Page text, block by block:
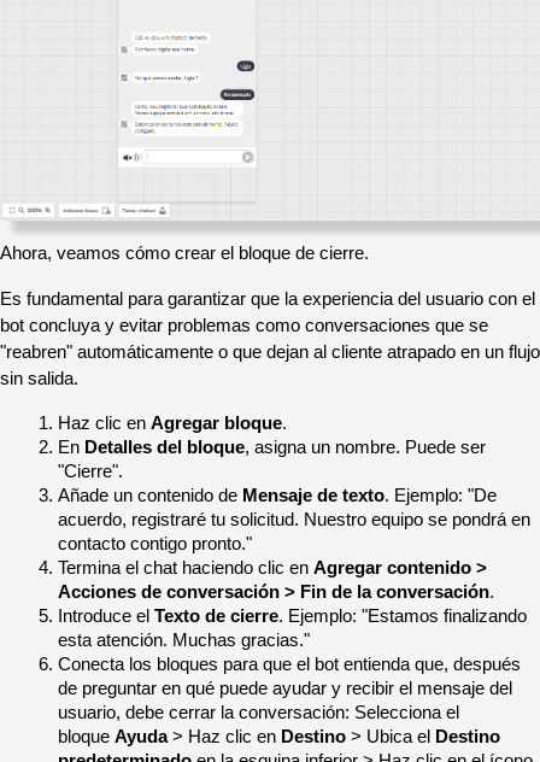
Ahora, veamos cómo crear el bloque de cierre.
Es fundamental para garantizar que la experiencia del usuario con el
bot concluya y evitar problemas como conversaciones que se
"reabren" automáticamente o que dejan al cliente atrapado en un flujo
sin salida.
Haz clic en Agregar bloque.
En Detalles del bloque, asigna un nombre. Puede ser
"Cierre".
Añade un contenido de Mensaje de texto. Ejemplo: "De
acuerdo, registraré tu solicitud. Nuestro equipo se pondrá en
contacto contigo pronto."
Termina el chat haciendo clic en Agregar contenido >
Acciones de conversación > Fin de la conversación.
Introduce el Texto de cierre. Ejemplo: "Estamos finalizando
esta atención. Muchas gracias."
Conecta los bloques para que el bot entienda que, después
de preguntar en qué puede ayudar y recibir el mensaje del
usuario, debe cerrar la conversación: Selecciona el
bloque Ayuda > Haz clic en Destino > Ubica el
Destino